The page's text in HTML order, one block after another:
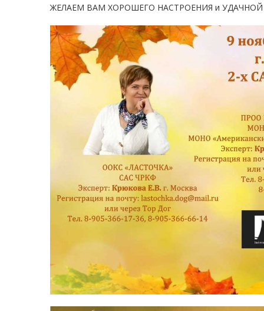
ЖЕЛАЕМ ВАМ ХОРОШЕГО НАСТРОЕНИЯ и УДАЧНОЙ